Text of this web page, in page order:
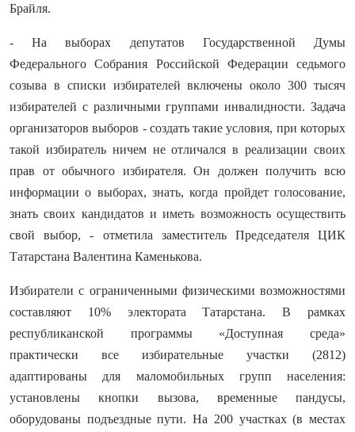
Брайля.
- На выборах депутатов Государственной Думы
Федерального Собрания Российской Федерации седьмого
созыва в списки избирателей включены около 300 тысяч
избирателей с различными группами инвалидности. Задача
организаторов выборов - создать такие условия, при которых
такой избиратель ничем не отличался в реализации своих
прав от обычного избирателя. Он должен получить всю
информации о выборах, знать, когда пройдет голосование,
знать своих кандидатов и иметь возможность осуществить
свой выбор, - отметила заместитель Председателя ЦИК
Татарстана Валентина Каменькова.
Избиратели с ограниченными физическими возможностями
составляют 10% электората Татарстана. В рамках
республиканской программы «Доступная среда»
практически все избирательные участки (2812)
адаптированы для маломобильных групп населения:
установлены кнопки вызова, временные пандусы,
оборудованы подъездные пути. На 200 участках (в местах